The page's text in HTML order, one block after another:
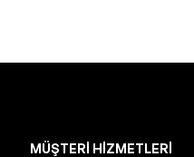
MÜŞTERI HIZMETLERI